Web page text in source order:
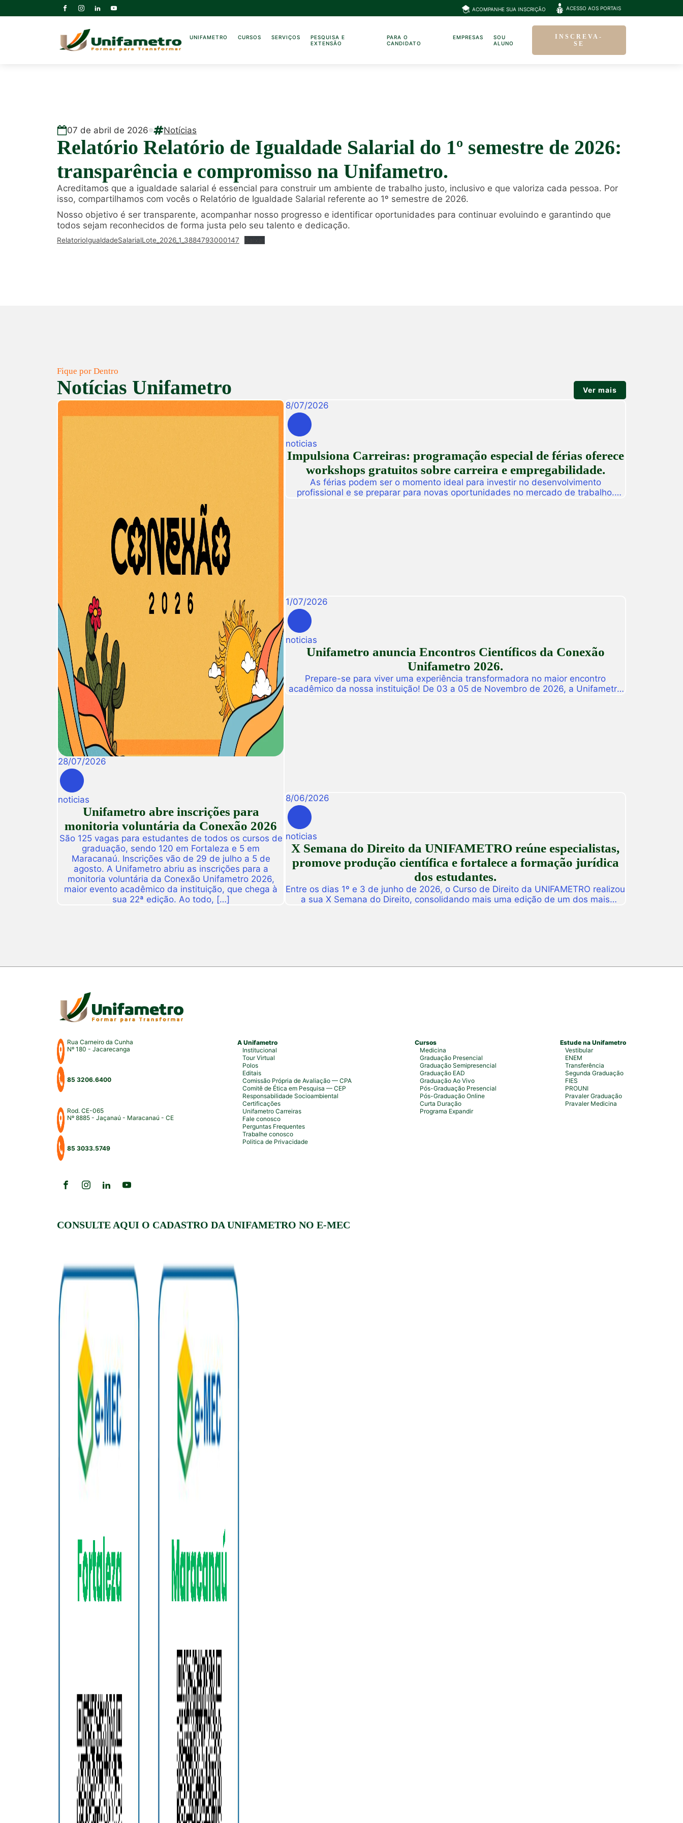
ACOMPANHE SUA INSCRIÇÃO ACESSO AOS PORTAIS
UNIFAMETRO CURSOS SERVIÇOS
PESQUISA E
EXTENSÃO
PARA O
CANDIDATO
EMPRESAS
SOU
ALUNO
INSCREVA-
SE
07 de abril de 2026 Notícias
Relatório Relatório de Igualdade Salarial do 1º semestre de 2026:
transparência e compromisso na Unifametro.
Acreditamos que a igualdade salarial é essencial para construir um ambiente de trabalho justo, inclusivo e que valoriza cada pessoa. Por
isso, compartilhamos com vocês o Relatório de Igualdade Salarial referente ao 1º semestre de 2026.
Nosso objetivo é ser transparente, acompanhar nosso progresso e identificar oportunidades para continuar evoluindo e garantindo que
todos sejam reconhecidos de forma justa pelo seu talento e dedicação.
RelatorioIgualdadeSalarialLote_2026_1_3884793000147
Fique por Dentro
Notícias Unifametro Ver mais
28/07/2026
noticias
Unifametro abre inscrições para
monitoria voluntária da Conexão 2026
São 125 vagas para estudantes de todos os cursos de
graduação, sendo 120 em Fortaleza e 5 em
Maracanaú. Inscrições vão de 29 de julho a 5 de
agosto. A Unifametro abriu as inscrições para a
monitoria voluntária da Conexão Unifametro 2026,
maior evento acadêmico da instituição, que chega à
sua 22ª edição. Ao todo, […]
8/07/2026
noticias
Impulsiona Carreiras: programação especial de férias oferece
workshops gratuitos sobre carreira e empregabilidade.
As férias podem ser o momento ideal para investir no desenvolvimento
profissional e se preparar para novas oportunidades no mercado de trabalho.
1/07/2026
noticias
Unifametro anuncia Encontros Científicos da Conexão
Unifametro 2026.
Prepare-se para viver uma experiência transformadora no maior encontro
acadêmico da nossa instituição! De 03 a 05 de Novembro de 2026, a Unifametro
8/06/2026
noticias
X Semana do Direito da UNIFAMETRO reúne especialistas,
promove produção científica e fortalece a formação jurídica
dos estudantes.
Entre os dias 1º e 3 de junho de 2026, o Curso de Direito da UNIFAMETRO realizou
a sua X Semana do Direito, consolidando mais uma edição de um dos mais
Rua Carneiro da Cunha
Nº 180 - Jacarecanga
85 3206.6400
Rod. CE-065
Nº 8885 - Jaçanaú - Maracanaú - CE
85 3033.5749
A Unifametro
Institucional
Tour Virtual
Polos
Editais
Comissão Própria de Avaliação — CPA
Comitê de Ética em Pesquisa — CEP
Responsabilidade Socioambiental
Certificações
Unifametro Carreiras
Fale conosco
Perguntas Frequentes
Trabalhe conosco
Politica de Privacidade
Cursos
Medicina
Graduação Presencial
Graduação Semipresencial
Graduação EAD
Graduação Ao Vivo
Pós-Graduação Presencial
Pós-Graduação Online
Curta Duração
Programa Expandir
Estude na Unifametro
Vestibular
ENEM
Transferência
Segunda Graduação
FIES
PROUNI
Pravaler Graduação
Pravaler Medicina
CONSULTE AQUI O CADASTRO DA UNIFAMETRO NO E-MEC